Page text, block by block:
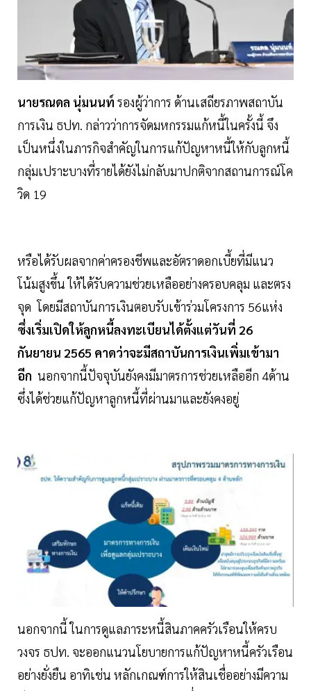
นายรณดล นุ่มนนท์ รองผู้ว่าการ ด้านเสถียรภาพสถาบัน
การเงิน ธปท. กล่าวว่าการจัดมหกรรมแก้หนี้ในครั้งนี้ จึง
เป็นหนึ่งในภารกิจสำคัญในการแก้ปัญหาหนี้ให้กับลูกหนี้
กลุ่มเปราะบางที่รายได้ยังไม่กลับมาปกติจากสถานการณ์โค
วิด 19
หรือได้รับผลจากค่าครองชีพและอัตราดอกเบี้ยที่มีแนว
โน้มสูงขึ้น ให้ได้รับความช่วยเหลืออย่างครอบคลุม และตรง
จุด โดยมีสถาบันการเงินตอบรับเข้าร่วมโครงการ 56แห่ง
ซึ่งเริ่มเปิดให้ลูกหนี้ลงทะเบียนได้ตั้งแต่วันที่ 26
กันยายน 2565 คาดว่าจะมีสถาบันการเงินเพิ่มเข้ามา
อีก นอกจากนี้ปัจจุบันยังคงมีมาตรการช่วยเหลืออีก 4ด้าน
ซึ่งได้ช่วยแก้ปัญหาลูกหนี้ที่ผ่านมาและยังคงอยู่
นอกจากนี้ ในการดูแลภาระหนี้สินภาคครัวเรือนให้ครบ
วงจร ธปท. จะออกแนวนโยบายการแก้ปัญหาหนี้ครัวเรือน
อย่างยั่งยืน อาทิเช่น หลักเกณฑ์การให้สินเชื่ออย่างมีความ